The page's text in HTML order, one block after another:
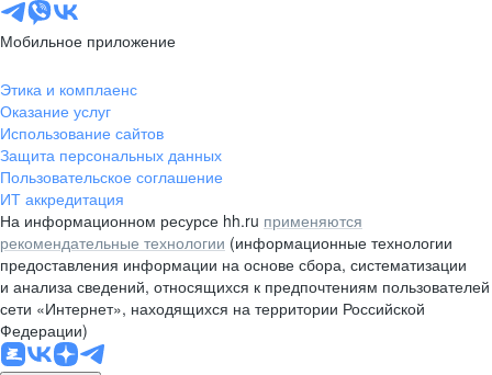
Мобильное приложение
Этика и комплаенс
Оказание услуг
Использование сайтов
Защита персональных данных
Пользовательское соглашение
ИТ аккредитация
На информационном ресурсе hh.ru применяются
рекомендательные технологии (информационные технологии
предоставления информации на основе сбора, систематизации
и анализа сведений, относящихся к предпочтениям пользователей
сети «Интернет», находящихся на территории Российской
Федерации)